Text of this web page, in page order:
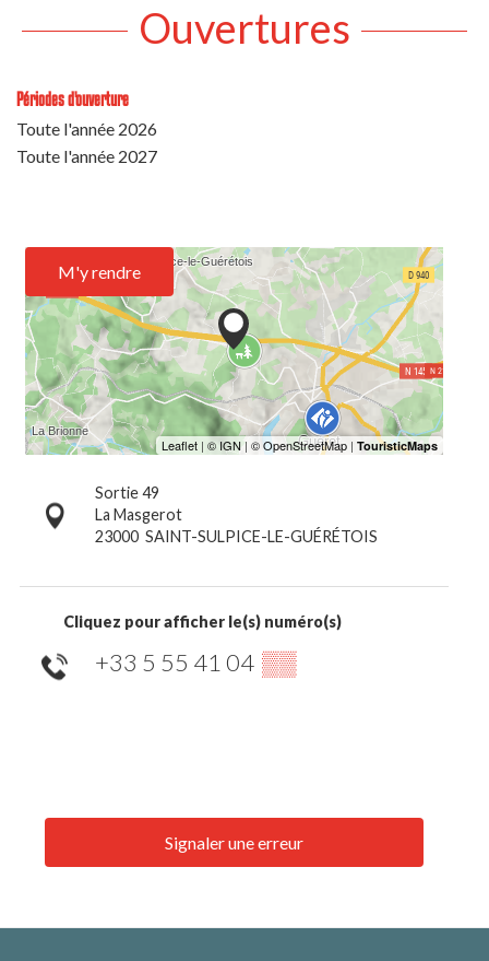
Ouvertures
Périodes d'ouverture
Toute l'année 2026
Toute l'année 2027
M'y rendre
Sortie 49
La Masgerot
23000 SAINT-SULPICE-LE-GUÉRÉTOIS
Cliquez pour afficher le(s) numéro(s)
+33 5 55 41 04 ▒▒
Signaler une erreur